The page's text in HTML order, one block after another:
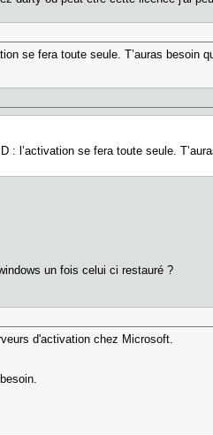
se fera toute seule. T’auras besoin
se fera toute seule.
un fois celui ci restauré ?
d'activation chez Microsoft.